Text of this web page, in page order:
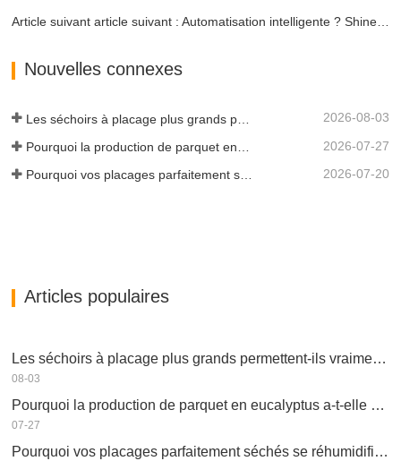
Article suivant article suivant : Automatisation intelligente ? Shine entrera sur le marché haut de gamme.
Nouvelles connexes
2026-08-03
2026-07-27
Pourquoi vos placages parfaitement séchés se réhumidifient-ils ? 2026-07-20
Articles populaires
Les séchoirs à placage plus grands permettent-ils vraiment d'économiser de l'argent ?
08-03
Pourquoi la production de parquet en eucalyptus a-t-elle besoin d'un séchoir à placages ?
07-27
Pourquoi vos placages parfaitement séchés se réhumidifient-ils ?